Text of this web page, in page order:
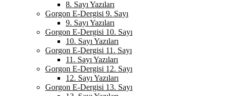
8. Sayı Yazıları
Gorgon E-Dergisi 9. Sayı
9. Sayı Yazıları
Gorgon E-Dergisi 10. Sayı
10. Sayı Yazıları
Gorgon E-Dergisi 11. Sayı
11. Sayı Yazıları
Gorgon E-Dergisi 12. Sayı
12. Sayı Yazıları
Gorgon E-Dergisi 13. Sayı